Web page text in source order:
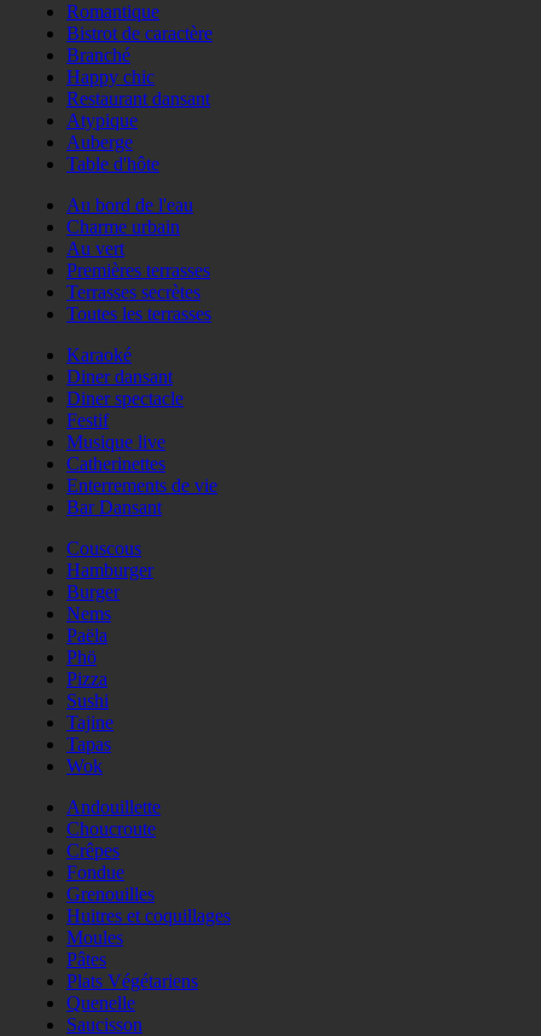
Romantique
Bistrot de caractère
Branché
Happy chic
Restaurant dansant
Atypique
Auberge
Table d'hôte
Au bord de l'eau
Charme urbain
Au vert
Premières terrasses
Terrasses secrètes
Toutes les terrasses
Karaoké
Diner dansant
Diner spectacle
Festif
Musique live
Catherinettes
Enterrements de vie
Bar Dansant
Couscous
Hamburger
Burger
Nems
Paëla
Phö
Pizza
Sushi
Tajine
Tapas
Wok
Andouillette
Choucroute
Crêpes
Fondue
Grenouilles
Huitres et coquillages
Moules
Pâtes
Plats Végétariens
Quenelle
Saucisson